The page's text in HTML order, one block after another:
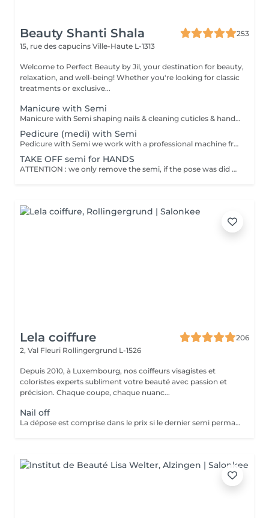
Beauty Shanti Shala
253
15, rue des capucins Ville-Haute L-1313
Welcome to Perfect Beauty by Jil, your destination for beauty,
relaxation, and well-being! Whether you're looking for classic
treatments or exclusive...
Manicure with Semi
Manicure with Semi shaping nails & cleaning cuticles & hand massage Polish = normal polish, which one you can easily take off with dissolute. Stay 2-4 days for hands, 1 month for feet and take 30min to dry. Semi = we dry it under a LEDlight and should be taken off in the salon (removing is included in the price). Stay -> till 3 weeks for hands, 4-5 weeks for feet and will be dry immediately. Can damage your nails by doing it to offen without a break.
Pedicure (medi) with Semi
Pedicure with Semi we work with a professional machine from the brand RUCK, feetbath, cuting & polishing nails, taking off of the dead skin ( cuting and/or polishing), cleaning from the cuticles, ingrowing nails and corn eye will be treated Polish = normal polish, which one you can easily take off with dissolute. Stay 2-4 days for hands, 1 month for feet and take 30min to dry. Semi = we dry it under a LEDlight and should be taken off in the salon (removing is included in the price). Stay -> till 3 weeks for hands, 4-5 weeks for feet and will be dry immediately. Can damage your nails by doing it to offen without a break
TAKE OFF semi for HANDS
ATTENTION : we only remove the semi, if the pose was did by Perfect Beauty and the remove is included in the price of the pose. Unfortunately, all clients who book an appoitement with a pose from an other artist will be refused and will be charged for blocking the shedule. Sorry for this thank you for your understanding
Lela coiffure
206
2, Val Fleuri Rollingergrund L-1526
Depuis 2010, à Luxembourg, nos coiffeurs visagistes et
coloristes experts subliment votre beauté avec passion et
précision. Chaque coupe, chaque nuanc...
Nail off
La dépose est comprise dans le prix si le dernier semi permanent a été fait au salon.